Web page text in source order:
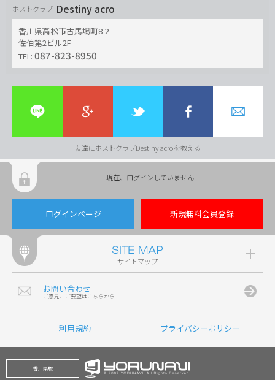
ホストクラブ Destiny acro
香川県高松市古馬場町8-2
佐伯第2ビル2F
TEL: 087-823-8950
友達にホストクラブDestiny acroを教える
現在、ログインしていません
ログインページ 新規無料会員登録
サイトマップ
お問い合わせ
ご意見、ご要望はこちらから
利用規約 プライバシーポリシー
香川県版